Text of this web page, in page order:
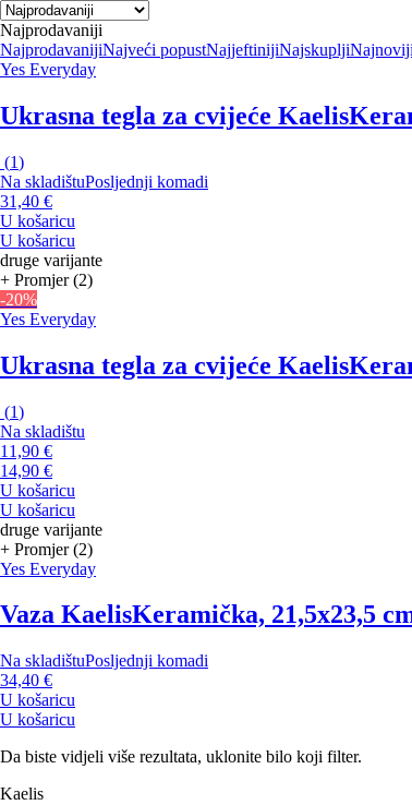
Najprodavaniji
NajprodavanijiNajveći popustNajjeftinijiNajskupljiNajnoviji
Yes Everyday
Ukrasna tegla za cvijeće Kaelis
(1)
Na skladištuPosljednji komadi
31,40 €
U košaricu
U košaricu
druge varijante
+ Promjer (2)
-20%
Yes Everyday
Ukrasna tegla za cvijeće Kaelis
(1)
Na skladištu
11,90 €
14,90 €
U košaricu
U košaricu
druge varijante
+ Promjer (2)
Yes Everyday
Vaza KaelisKeramička, 21,5x23,5
Na skladištuPosljednji komadi
34,40 €
U košaricu
U košaricu
Da biste vidjeli više rezultata, uklonite bilo koji filter.
Kaelis